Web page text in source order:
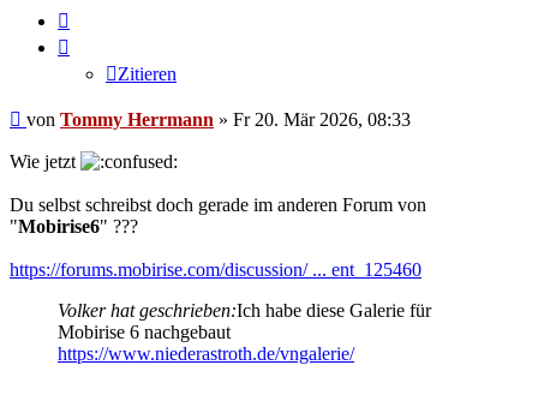
Zitieren
Ungelesener
von Tommy Herrmann » Fr 20. Mär 2026, 08:33
Wie jetzt
Du selbst schreibst doch gerade im anderen Forum von
"Mobirise6" ???
https://forums.mobirise.com/discussion/ ... ent_125460
Volker hat geschrieben:Ich habe diese Galerie für
Mobirise 6 nachgebaut
https://www.niederastroth.de/vngalerie/